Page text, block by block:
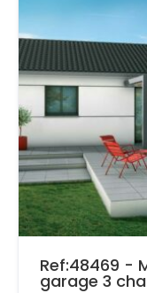
Ref:48469 -
garage 3